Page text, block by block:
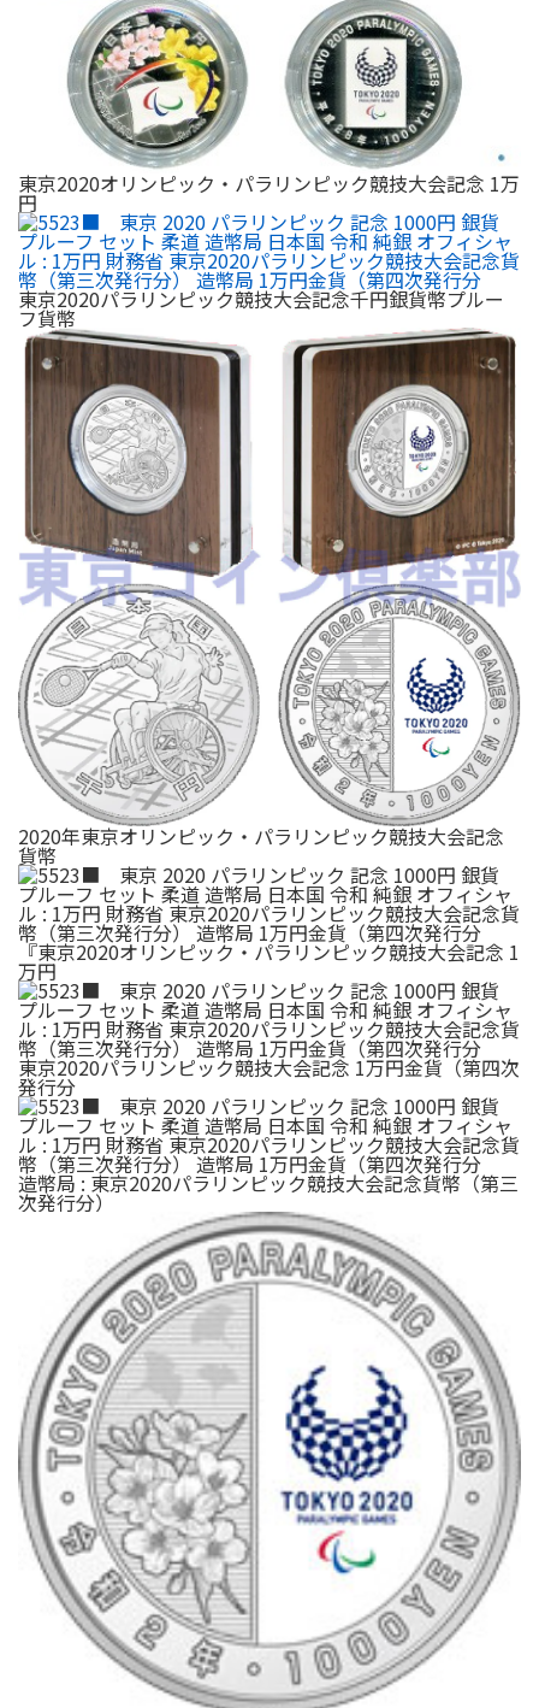
東京2020オリンピック・パラリンピック競技大会記念 1万
円
東京2020パラリンピック競技大会記念千円銀貨幣プルー
フ貨幣
2020年東京オリンピック・パラリンピック競技大会記念
貨幣
『東京2020オリンピック・パラリンピック競技大会記念 1
万円
東京2020パラリンピック競技大会記念 1万円金貨（第四次
発行分
造幣局 : 東京2020パラリンピック競技大会記念貨幣（第三
次発行分）